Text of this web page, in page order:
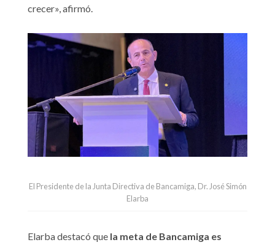
crecer», afirmó.
El Presidente de la Junta Directiva de Bancamiga, Dr. José Simón
Elarba
Elarba destacó que la meta de Bancamiga es